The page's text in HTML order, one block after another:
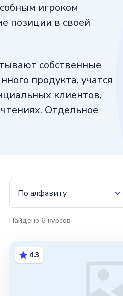
игроком
позиции в своей
собственные
продукта, учатся
клиентов,
Отдельное
По алфавиту
Найдено 6 курсов
4.3